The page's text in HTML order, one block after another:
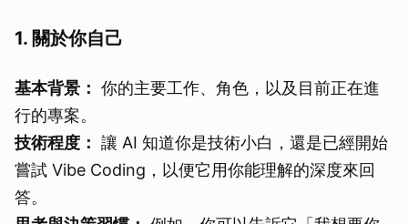
1. 關於你自己
基本背景： 你的主要工作、角色，以及目前正在進
行的專案。
技術程度： 讓 AI 知道你是技術小白，還是已經開始
嘗試 Vibe Coding，以便它用你能理解的深度來回
答。